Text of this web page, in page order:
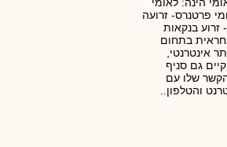
פרטנרס- זרועה
בנקאות
בתחום
אינטרנטי,
גם סניף
הקשר שלו עם
והטלפון..